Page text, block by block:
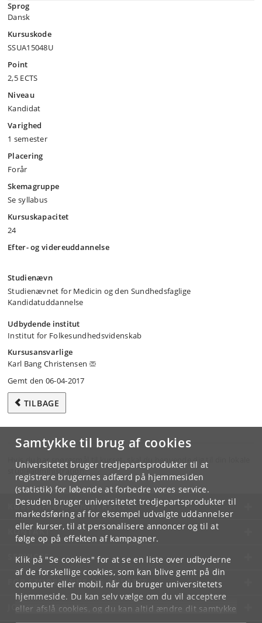
Samtykke til brug af cookies
Universitetet bruger tredjepartsprodukter til at
registrere brugernes adfærd på hjemmesiden
(statistik) for løbende at forbedre vores service.
Desuden bruger universitetet tredjepartsprodukter til
markedsføring af for eksempel udvalgte uddannelser
eller kurser, til at personalisere annoncer og til at
følge op på effekten af kampagner.
Klik på "Se cookies" for at se en liste over udbyderne
af de forskellige cookies, som kan blive gemt på din
computer eller mobil, når du bruger universitetets
hjemmeside. Du kan selv vælge om du vil acceptere
eller afslå cookies, og du kan altid ændre dit samtykke
Sprog
Dansk
Kursuskode
SSUA15048U
Point
2,5 ECTS
Niveau
Kandidat
Varighed
1 semester
Placering
Forår
Skemagruppe
Se syllabus
Kursuskapacitet
24
Efter- og videreuddannelse
Studienævn
Studienævnet for Medicin og den Sundhedsfaglige
Kandidatuddannelse
Udbydende institut
Institut for Folkesundhedsvidenskab
Kursusansvarlige
Karl Bang Christensen
Gemt den 06-04-2017
TILBAGE
Hvis du har spørgsmål til kurset, skal du henvende dig til din lokale
studieadministration.
KØBENHAVNS UNIVERSITET
KONTAKT
SERVICES
FOR STUDERENDE OG ANSATTE
JOB OG KARRIERE